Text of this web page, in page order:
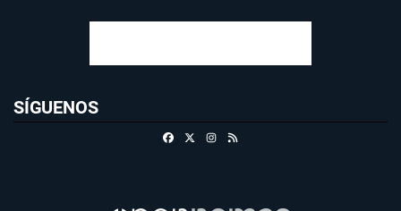
SÍGUENOS
FacebookInstagram